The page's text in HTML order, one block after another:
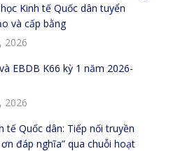
Kinh tế Quốc dân tuyển
và cấp bằng
2026
EBDB K66 kỳ 1 năm 2026-
2026
tế Quốc dân: Tiếp nối truyền
đáp nghĩa” qua chuỗi hoạt